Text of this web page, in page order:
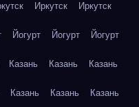
Иркутск Иркутск
Йогурт Йогурт Йогурт
Казань Казань Казань
Казань Казань Казань